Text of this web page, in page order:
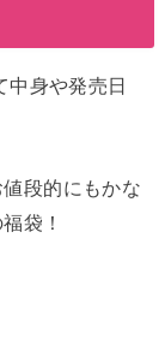
中身や発売日
段的にもかな
袋！